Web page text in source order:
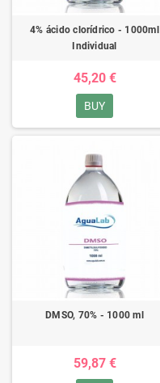
4% ácido clorídrico - 1000ml
Individual
45,20 €
BUY
DMSO, 70% - 1000 ml
59,87 €